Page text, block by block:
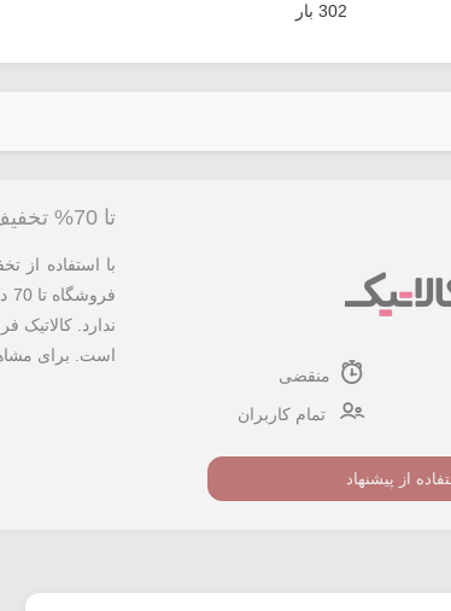
302 بار
منقضی
تمام کاربران
از پیشنهاد
تا 70% تخفیف فروش ویژه کالاتیک
با استفاده از
ندارد.
است. برای